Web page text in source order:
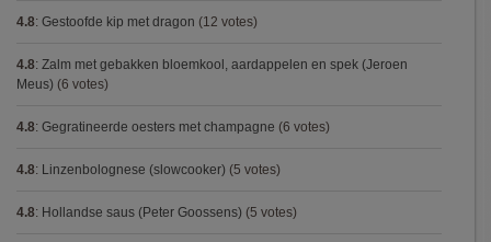
4.8: Gestoofde kip met dragon (12 votes)
4.8: Zalm met gebakken bloemkool, aardappelen en spek (Jeroen
Meus) (6 votes)
4.8: Gegratineerde oesters met champagne (6 votes)
4.8: Linzenbolognese (slowcooker) (5 votes)
4.8: Hollandse saus (Peter Goossens) (5 votes)